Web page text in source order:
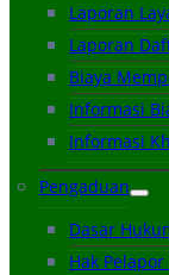
Laporan
Laporan
Biaya
Informasi
Informasi
Pengaduan
Dasar
Hak